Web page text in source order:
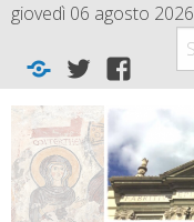
Skip
content
giovedì 06 agosto 2026
Home
new
twitterfacebook